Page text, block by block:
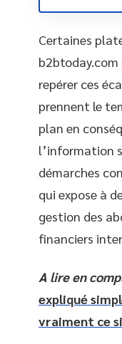
Certaines
repérer ces
prennent le
plan en
l’information
démarches
qui expose à
gestion des
financiers
A lire en
expliqué
vraiment ce